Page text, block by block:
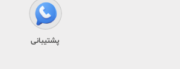
پشتیبانی